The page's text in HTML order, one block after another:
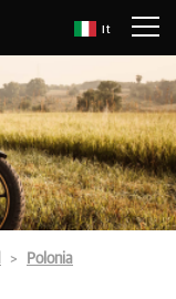
It
Polonia